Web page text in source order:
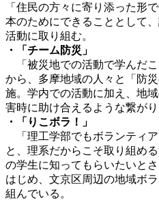
「住民の方々に寄り添った形
本のためにできることとして
活動に取り組む。
・「チーム防災」
「被災地での活動で学んだ
から、多摩地域の人々と「防
施。学内での活動に加え、地
害時に助け合えるような繋が
・「りこボラ！」
「理工学部でもボランティ
と、理系だからこそ取り組め
の学生に知ってもらいたいと
はじめ、文京区周辺の地域ボ
組んでいる。